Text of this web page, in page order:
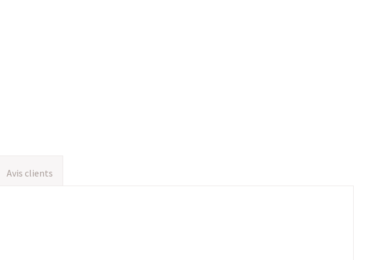
Avis clients